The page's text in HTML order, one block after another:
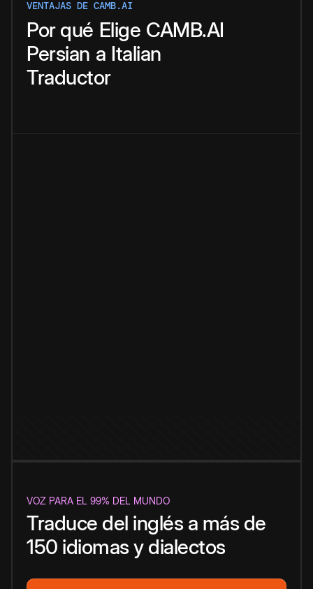
VENTAJAS DE CAMB.AI
Por qué Elige CAMB.AI
Persian a Italian
Traductor
VOZ PARA EL 99% DEL MUNDO
Traduce del inglés a más de
150 idiomas y dialectos